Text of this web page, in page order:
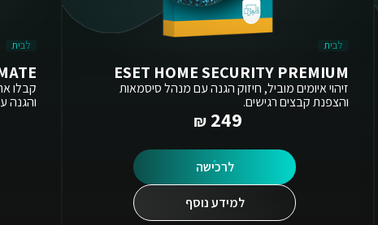
לבית
ESET HOME SECURITY PREMIUM
זיהוי איומים מוביל, חיזוק הגנה עם מנהל סיסמאות
והצפנת קבצים רגישים.
249
לרכישה
למידע נוסף
לבית
והגנה